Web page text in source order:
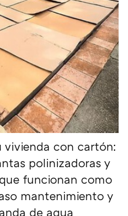
vivienda con cartón:
polinizadoras y
funcionan como
mantenimiento y
de agua